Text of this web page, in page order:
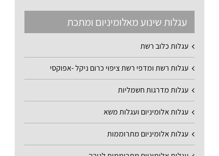
עגלות שינוע מאלומיניום ומתכת
עגלות כלוב רשת
עגלות רשת ומדפי רשת ציפוי כרום ניקל -אפוקסי
עגלות מדרגות חשמליות
עגלות אלומיניום ועגלות משא
עגלות אלומיניום מתרוממות